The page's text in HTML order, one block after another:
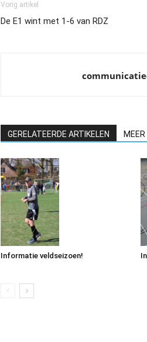
Vorig artikel
De E1 wint met 1-6 van RDZ
GERELATEERDE ARTIKELEN
Informatie veldseizoen!